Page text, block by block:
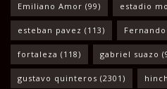
Emiliano Amor (99) estadio
esteban pavez (113)
fortaleza (118) gabriel suazo
gustavo quinteros (2301)